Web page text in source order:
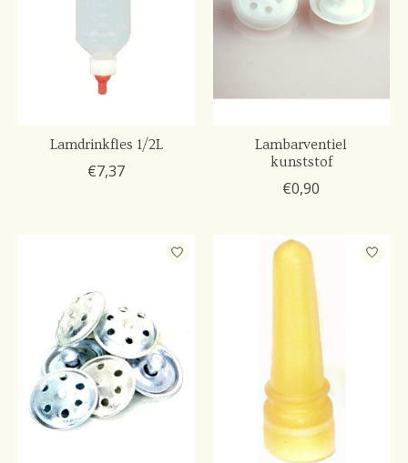
Lamdrinkfles 1/2L
€7,37
Lambarventiel
kunststof
€0,90